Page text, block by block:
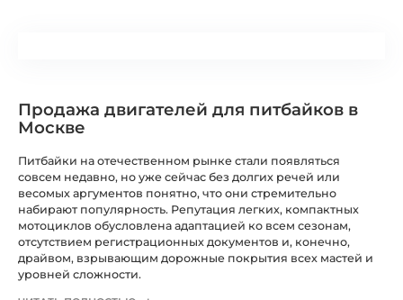
Продажа двигателей для питбайков в
Москве
Питбайки на отечественном рынке стали появляться
совсем недавно, но уже сейчас без долгих речей или
весомых аргументов понятно, что они стремительно
набирают популярность. Репутация легких, компактных
мотоциклов обусловлена адаптацией ко всем сезонам,
отсутствием регистрационных документов и, конечно,
драйвом, взрывающим дорожные покрытия всех мастей и
уровней сложности.